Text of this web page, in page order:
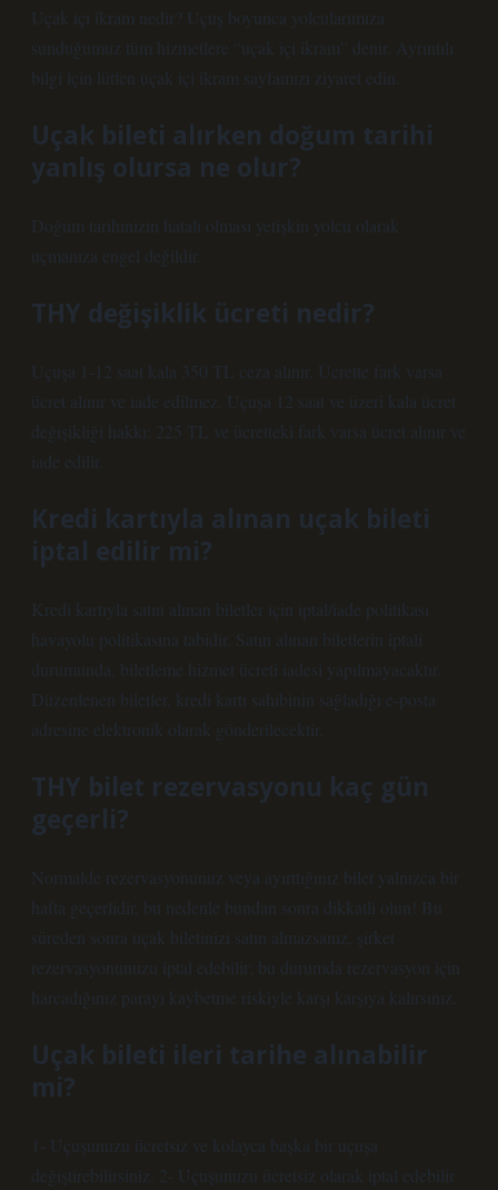
Uçak içi ikram nedir? Uçuş boyunca yolcularımıza
sunduğumuz tüm hizmetlere “uçak içi ikram” denir. Ayrıntılı
bilgi için lütfen uçak içi ikram sayfamızı ziyaret edin.
Uçak bileti alırken doğum tarihi
yanlış olursa ne olur?
Doğum tarihinizin hatalı olması yetişkin yolcu olarak
uçmanıza engel değildir.
THY değişiklik ücreti nedir?
Uçuşa 1-12 saat kala 350 TL ceza alınır. Ücrette fark varsa
ücret alınır ve iade edilmez. Uçuşa 12 saat ve üzeri kala ücret
değişikliği hakkı: 225 TL ve ücretteki fark varsa ücret alınır ve
iade edilir.
Kredi kartıyla alınan uçak bileti
iptal edilir mi?
Kredi kartıyla satın alınan biletler için iptal/iade politikası
havayolu politikasına tabidir. Satın alınan biletlerin iptali
durumunda, biletleme hizmet ücreti iadesi yapılmayacaktır.
Düzenlenen biletler, kredi kartı sahibinin sağladığı e-posta
adresine elektronik olarak gönderilecektir.
THY bilet rezervasyonu kaç gün
geçerli?
Normalde rezervasyonunuz veya ayırttığınız bilet yalnızca bir
hafta geçerlidir, bu nedenle bundan sonra dikkatli olun! Bu
süreden sonra uçak biletinizi satın almazsanız, şirket
rezervasyonunuzu iptal edebilir; bu durumda rezervasyon için
harcadığınız parayı kaybetme riskiyle karşı karşıya kalırsınız.
Uçak bileti ileri tarihe alınabilir
mi?
1- Uçuşunuzu ücretsiz ve kolayca başka bir uçuşa
değiştirebilirsiniz. 2- Uçuşunuzu ücretsiz olarak iptal edebilir